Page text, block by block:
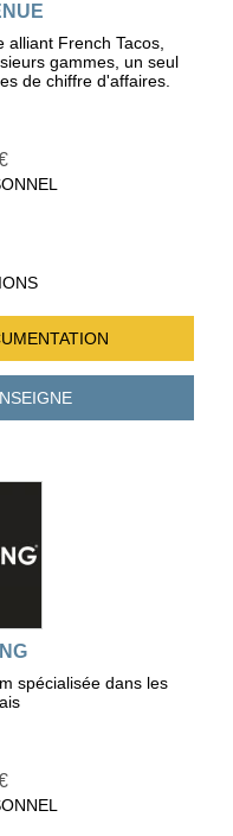
alliant French Tacos,
gammes, un seul
de chiffre d'affaires.
spécialisée dans les